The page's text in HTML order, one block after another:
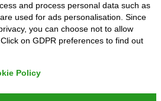
Contacts
UNI EN ISO 9001:2015
and process personal data such as
used for ads personalisation. Since
you can choose not to allow
on GDPR preferences to find out
Policy